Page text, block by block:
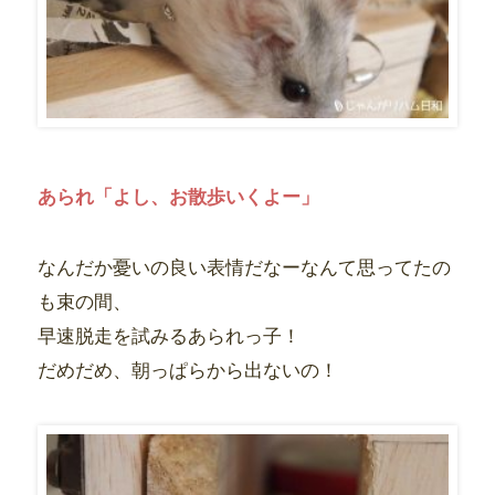
あられ「よし、お散歩いくよー」
なんだか憂いの良い表情だなーなんて思ってたの
も束の間、
早速脱走を試みるあられっ子！
だめだめ、朝っぱらから出ないの！